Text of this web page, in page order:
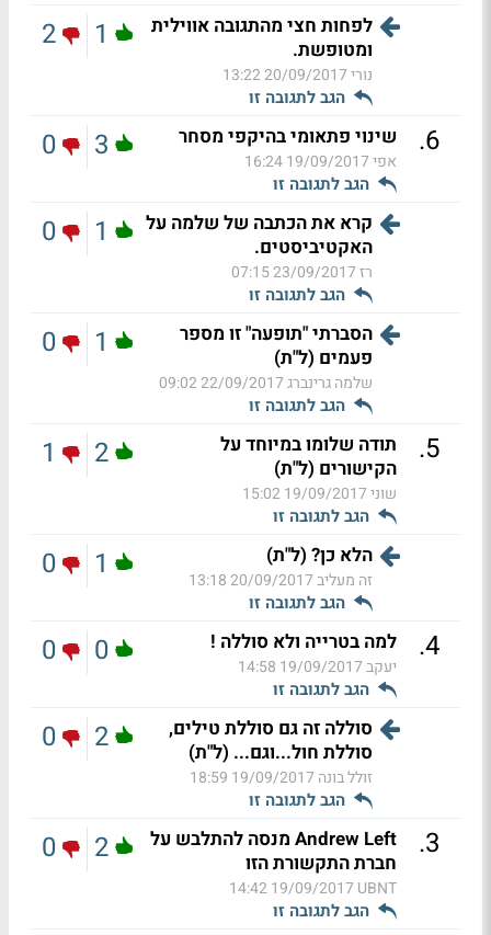
לפחות חצי מהתגובה אווילית
ומטופשת.
נורי20/09/2017 13:22
הגב לתגובה זו
1
2
6
. שינוי פתאומי בהיקפי מסחר
אפי19/09/2017 16:24
הגב לתגובה זו
3
0
קרא את הכתבה של שלמה על
האקטיביסטים.
רז23/09/2017 07:15
הגב לתגובה זו
1
0
הסברתי "תופעה" זו מספר
פעמים (ל"ת)
שלמה גרינברג22/09/2017 09:02
הגב לתגובה זו
1
0
5
.
תודה שלומו במיוחד על
הקישורים (ל"ת)
שוני19/09/2017 15:02
הגב לתגובה זו
2
1
הלא כן? (ל"ת)
זה מעליב20/09/2017 13:18
הגב לתגובה זו
1
0
4
. למה בטרייה ולא סוללה !
יעקב19/09/2017 14:58
הגב לתגובה זו
0
0
סוללה זה גם סוללת טילים,
סוללת חול...וגם... (ל"ת)
זולל בונה 19/09/2017 18:59
הגב לתגובה זו
2
0
3
.
Andrew Left מנסה להתלבש על
חברת התקשורת הזו
UBNT
19/09/2017 14:42
הגב לתגובה זו
2
0